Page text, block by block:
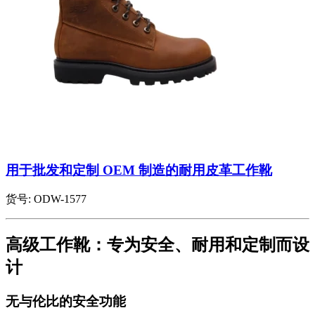
用于批发和定制 OEM 制造的耐用皮革工作靴
货号: ODW-1577
高级工作靴：专为安全、耐用和定制而设
计
无与伦比的安全功能